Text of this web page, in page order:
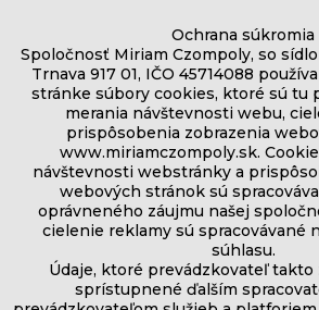
Ochrana súkromia
Spoločnosť Miriam Czompoly, so
Trnava 917 01, IČO 45714088
stránke súbory cookies, ktoré sú tu
merania návštevnosti webu,
prispôsobenia zobrazenia
www.miriamczompoly.sk.
návštevnosti webstránky a
webových stránok sú
oprávneného záujmu našej
cielenie reklamy sú spracovávané
súhlasu.
Údaje, ktoré prevádzkovateľ takto
sprístupnené ďalším